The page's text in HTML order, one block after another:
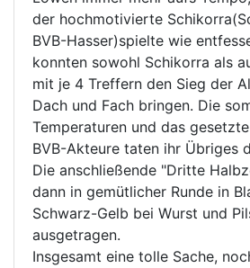
der hochmotivierte
BVB-Hasser)spielte wie
konnten sowohl Schikorra als
mit je 4 Treffern den Sieg der
Dach und Fach bringen. Die
Temperaturen und das
BVB-Akteure taten ihr Übriges
Die anschließende "Dritte
dann in gemütlicher Runde in
Schwarz-Gelb bei Wurst und
ausgetragen.
Insgesamt eine tolle Sache,